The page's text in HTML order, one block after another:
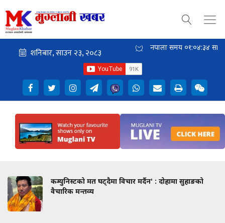
नेपाली समय ०१:०४:३५ साँझ
कम्युनिस्टको मत घट्दैमा विचार मर्दैन' : दोहामा सुहाङको
वैचारिक मन्तव्य